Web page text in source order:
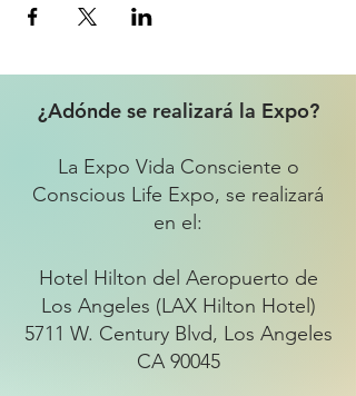
¿Adónde se realizará la Expo?
La Expo Vida Consciente o
Conscious Life Expo, se realizará
en el:
Hotel Hilton del Aeropuerto de
Los Angeles (LAX Hilton Hotel)
5711 W. Century Blvd, Los Angeles
CA 90045